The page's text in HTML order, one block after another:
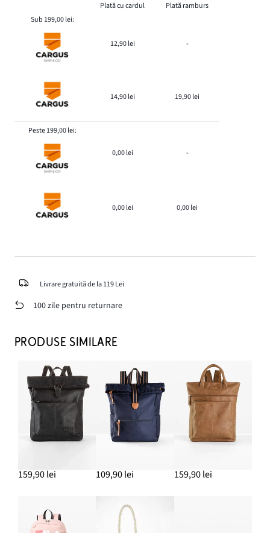
Plată cu cardul
Plată ramburs
Sub 199,00 lei:
12,90 lei -
14,90 lei 19,90 lei
Peste 199,00 lei:
0,00 lei -
0,00 lei 0,00 lei
Livrare gratuită de la 119 Lei
100 zile pentru returnare
PRODUSE SIMILARE
159,90 lei 109,90 lei 159,90 lei